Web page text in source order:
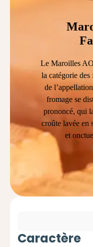
Le Maroilles
la catégorie des
de
fromage se
prononcé, qui
croûte lavée en
et
Caractère